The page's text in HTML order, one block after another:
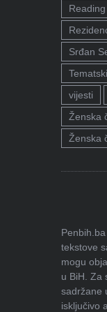
Srđan
vijesti
Ženska
Ženska
tekstove
mogu
u BiH. Za
sadržane
isključivo